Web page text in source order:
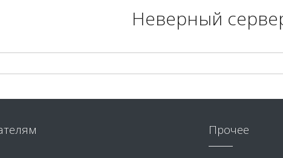
Неверный
Прочее